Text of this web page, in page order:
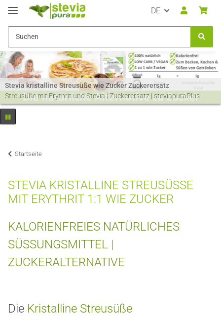
DE
Stevia kristalline Streusüße wie Zucker Zuckerersatz
Streusüße mit Erythrit und Stevia | Zuckerersatz | steviapuraPlus
Startseite
STEVIA KRISTALLINE STREUSÜSSE
MIT ERYTHRIT 1:1 WIE ZUCKER
KALORIENFREIES NATÜRLICHES
SÜSSUNGSMITTEL |
ZUCKERALTERNATIVE
Die Kristalline Streusüße